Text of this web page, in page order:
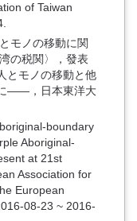
of Taiwan
モノの移動に関
の税関〉，發表
とモノの移動と他
――，日本東洋大
boundary
Aboriginal-
at 21st
Association for
European
08-23 ~ 2016-